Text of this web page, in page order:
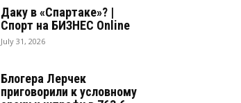
Даку в «Спартаке»? |
Спорт на БИЗНЕС Online
July 31, 2026
Блогера Лерчек
приговорили к условному